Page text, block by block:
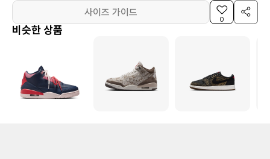
사이즈 가이드
0
비슷한 상품